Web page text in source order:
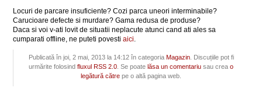
Locuri de parcare insuficiente? Cozi parca uneori interminabile?
Carucioare defecte si murdare? Gama redusa de produse?
Daca si voi v-ati lovit de situatii neplacute atunci cand ati ales sa
cumparati offline, ne puteti povestiaici.
Publicată în joi, 2 mai, 2013 la 14:12 în categoria Magazin. Discuțiile pot fi
urmărite folosindfluxul RSS 2.0 . Se poatelăsa un comentariu sau creao
legătură către pe o altă pagina web.